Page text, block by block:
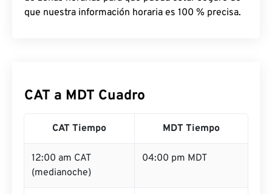
que nuestra información horaria es 100 % precisa.
CAT a MDT Cuadro
CAT Tiempo MDT Tiempo
12:00 am CAT
(medianoche)
04:00 pm MDT